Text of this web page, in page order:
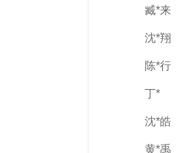
臧*来
沈*翔
陈*行
丁*
沈*皓
黄*禹